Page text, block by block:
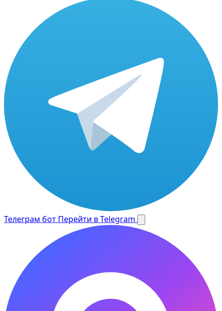
Телеграм бот Перейти в Telegram